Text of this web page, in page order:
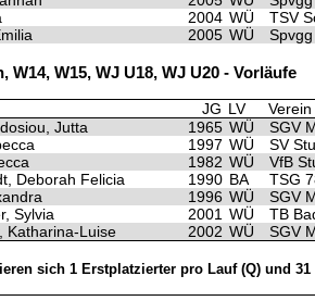
2004 WÜ
TSV
2005 WÜ
W14, W15, WJ U18, WJ U20 - Vorläufe
JG LV
Verein
Jutta 1965 WÜ
SGV
1997 WÜ
SV
1982 WÜ
VfB
Deborah Felicia 1990 BA
TSG
1996 WÜ
SGV
Sylvia 2001 WÜ
TB
Katharina-Luise 2002 WÜ SGV
sich 1 Erstplatzierter pro Lauf (Q) und